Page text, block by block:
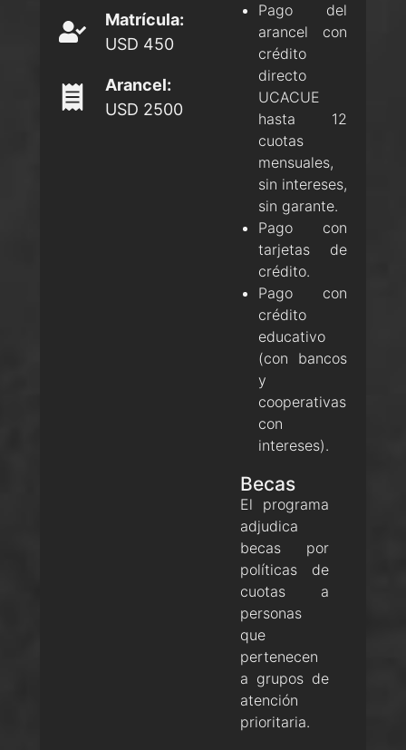
Matrícula:
USD 450
Arancel:
USD 2500
Pago del
arancel con
crédito
directo
UCACUE
hasta 12
cuotas
mensuales,
sin intereses,
sin garante.
Pago con
tarjetas de
crédito.
Pago con
crédito
educativo
(con bancos
y
cooperativas
con
intereses).
Becas
El programa
adjudica
becas por
políticas de
cuotas a
personas
que
pertenecen
a grupos de
atención
prioritaria.